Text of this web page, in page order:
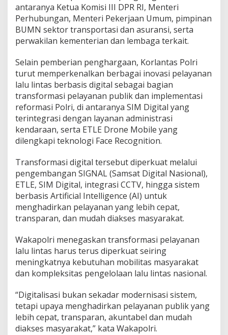
l
a
a
t
n
M
a
s
y
a
r
a
k
a
antaranya Ketua Komisi III DPR RI, Menteri
Perhubungan, Menteri Pekerjaan Umum, pimpinan
BUMN sektor transportasi dan asuransi, serta
perwakilan kementerian dan lembaga terkait.
Selain pemberian penghargaan, Korlantas Polri
turut memperkenalkan berbagai inovasi pelayanan
lalu lintas berbasis digital sebagai bagian
transformasi pelayanan publik dan implementasi
reformasi Polri, di antaranya SIM Digital yang
terintegrasi dengan layanan administrasi
kendaraan, serta ETLE Drone Mobile yang
dilengkapi teknologi Face Recognition.
Transformasi digital tersebut diperkuat melalui
pengembangan SIGNAL (Samsat Digital Nasional),
ETLE, SIM Digital, integrasi CCTV, hingga sistem
berbasis Artificial Intelligence (AI) untuk
menghadirkan pelayanan yang lebih cepat,
transparan, dan mudah diakses masyarakat.
Wakapolri menegaskan transformasi pelayanan
lalu lintas harus terus diperkuat seiring
meningkatnya kebutuhan mobilitas masyarakat
dan kompleksitas pengelolaan lalu lintas nasional.
“Digitalisasi bukan sekadar modernisasi sistem,
tetapi upaya menghadirkan pelayanan publik yang
lebih cepat, transparan, akuntabel dan mudah
diakses masyarakat,” kata Wakapolri.